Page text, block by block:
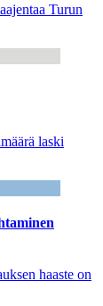
Turun
laski
haaste on